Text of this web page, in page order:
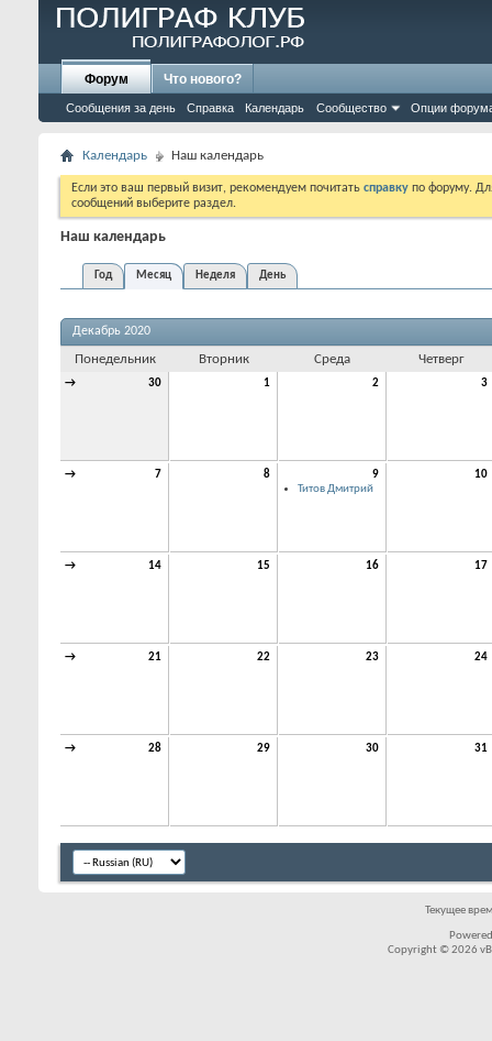
Форум
Сообщения за день Справка Календарь Сообщество Опции
Что нового?
Календарь Наш календарь
Если это ваш первый визит, рекомендуем почитать справку по форуму.
сообщений выберите раздел.
Наш календарь
Год Месяц Неделя День
Декабрь 2020
Понедельник Вторник Среда Четверг
→ 30 1 2 3
→ 7 8
9
Титов Дмитрий
10
→ 14 15 16 17
→ 21 22 23 24
→ 28 29 30 31
Текущее
Copyright © 2026